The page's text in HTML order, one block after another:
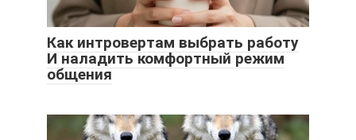
Как интровертам выбрать работу
И наладить комфортный режим
общения